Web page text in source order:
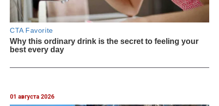
01 августа 2026